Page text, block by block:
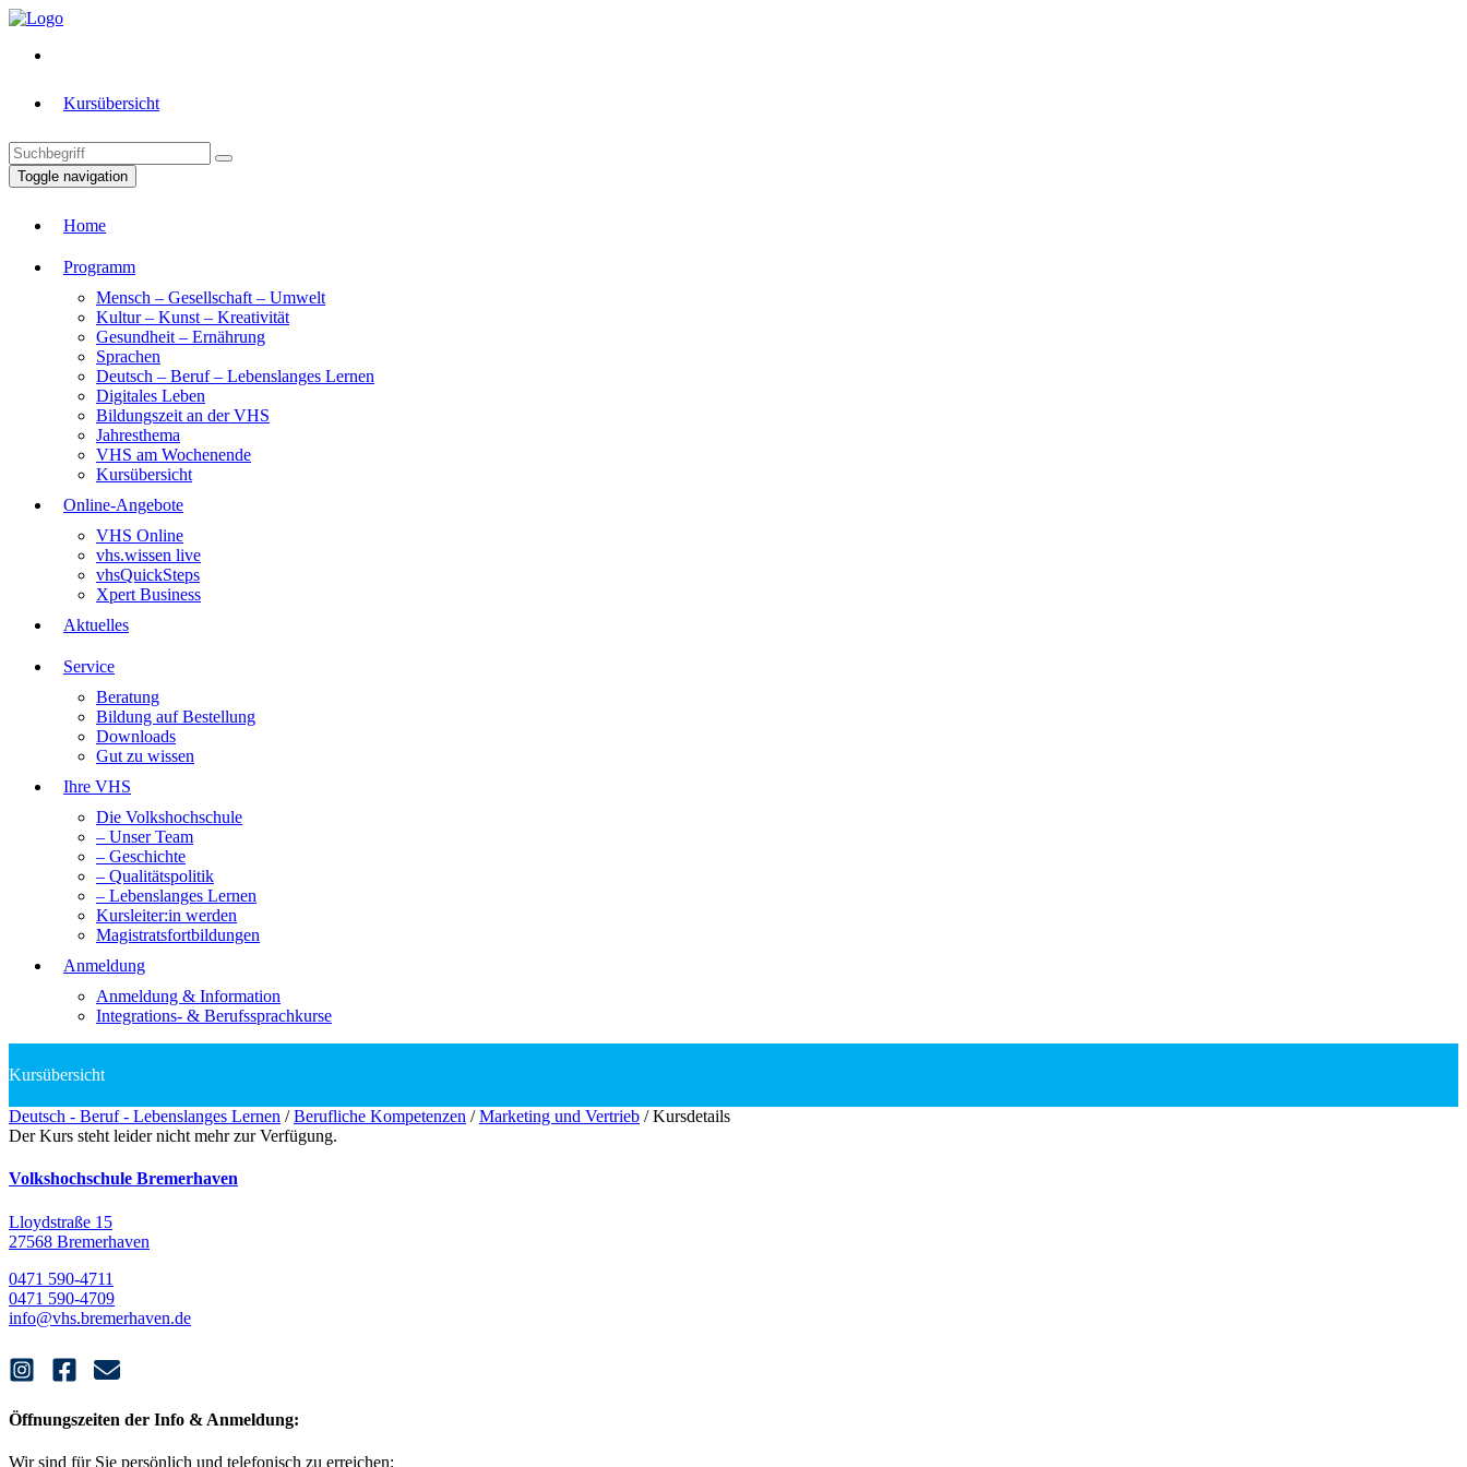
Kursübersicht
Toggle navigation
Home
Programm
Mensch – Gesellschaft – Umwelt
Kultur – Kunst – Kreativität
Gesundheit – Ernährung
Sprachen
Deutsch – Beruf – Lebenslanges Lernen
Digitales Leben
Bildungszeit an der VHS
Jahresthema
VHS am Wochenende
Kursübersicht
Online-Angebote
VHS Online
vhs.wissen live
vhsQuickSteps
Xpert Business
Aktuelles
Service
Beratung
Bildung auf Bestellung
Downloads
Gut zu wissen
Ihre VHS
Die Volkshochschule
– Unser Team
– Geschichte
– Qualitätspolitik
– Lebenslanges Lernen
Kursleiter:in werden
Magistratsfortbildungen
Anmeldung
Anmeldung & Information
Integrations- & Berufssprachkurse
Deutsch - Beruf - Lebenslanges Lernen /Berufliche Kompetenzen /Marketing und Vertrieb /Kursdetails
Der Kurs steht leider nicht mehr zur Verfügung.
Volkshochschule Bremerhaven
Lloydstraße 15
27568 Bremerhaven
0471 590-4711
0471 590-4709
info@vhs.bremerhaven.de
Öffnungszeiten der Info & Anmeldung:
Wir sind für Sie persönlich und telefonisch zu erreichen: